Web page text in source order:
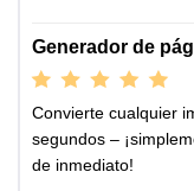
Generador de
Convierte cualquier
segundos –
de inmediato!